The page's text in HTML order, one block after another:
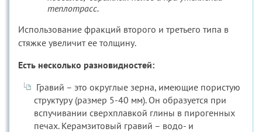
теплотрасс.
Использование фракций второго и третьего типа в
стяжке увеличит ее толщину.
Есть несколько разновидностей:
Гравий – это округлые зерна, имеющие пористую
структуру (размер 5-40 мм). Он образуется при
вспучивании сверхплавкой глины в пирогенных
печах. Керамзитовый гравий – водо- и